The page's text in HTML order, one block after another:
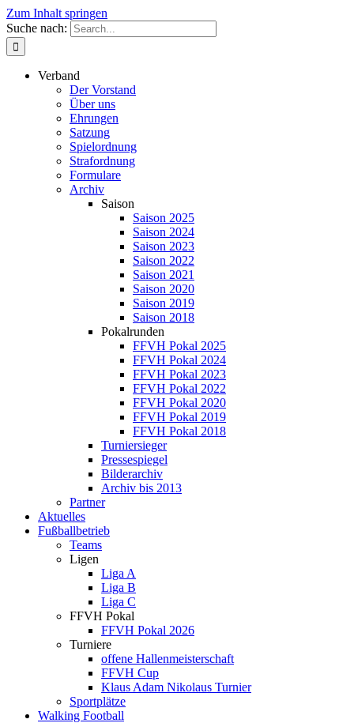
Zum Inhalt springen
Suche nach:
Verband
Der Vorstand
Über uns
Ehrungen
Satzung
Spielordnung
Strafordnung
Formulare
Archiv
Saison
Saison 2025
Saison 2024
Saison 2023
Saison 2022
Saison 2021
Saison 2020
Saison 2019
Saison 2018
Pokalrunden
FFVH Pokal 2025
FFVH Pokal 2024
FFVH Pokal 2023
FFVH Pokal 2022
FFVH Pokal 2020
FFVH Pokal 2019
FFVH Pokal 2018
Turniersieger
Pressespiegel
Bilderarchiv
Archiv bis 2013
Partner
Aktuelles
Fußballbetrieb
Teams
Ligen
Liga A
Liga B
Liga C
FFVH Pokal
FFVH Pokal 2026
Turniere
offene Hallenmeisterschaft
FFVH Cup
Klaus Adam Nikolaus Turnier
Sportplätze
Walking Football